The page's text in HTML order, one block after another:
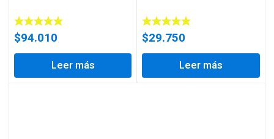
$94.010
Leer más
$29.750
Leer más